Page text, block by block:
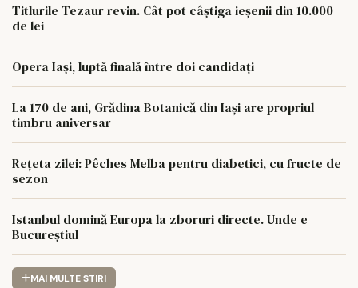
Titlurile Tezaur revin. Cât pot câștiga ieșenii din 10.000
de lei
Opera Iași, luptă finală între doi candidați
La 170 de ani, Grădina Botanică din Iași are propriul
timbru aniversar
Rețeta zilei: Pêches Melba pentru diabetici, cu fructe de
sezon
Istanbul domină Europa la zboruri directe. Unde e
Bucureștiul
MAI MULTE STIRI